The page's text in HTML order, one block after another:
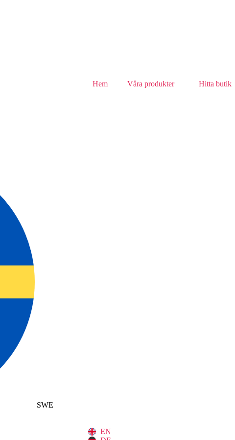
Hem Våra produkter Hitta butik
SWE
EN